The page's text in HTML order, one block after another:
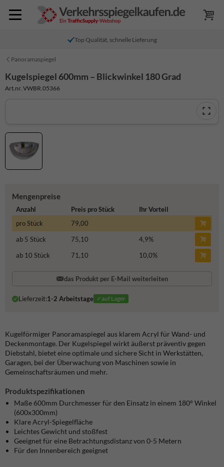
Top Qualität, schnelle Lieferung
Panoramaspiegel
Kugelspiegel 600mm – Blickwinkel 180 Grad
Art.nr. VWBR.05366
Mengenpreise
Anzahl Preis pro Stück
Ihr Vorteil
pro Stück
79,00
ab 5 Stück
75,10 4,9%
ab 10 Stück
71,10 10,0%
das Produkt per E-Mail weiterleiten
Lieferzeit:1-2 Arbeitstage ✓auf Lager
Kugelförmiger Panoramaspiegel aus klarem Acryl für Wand- und
Deckenmontage. Der Kugelspiegel wirkt äußerst präventiv gegen
Diebstahl, bietet eine optimale und sichere Sicht in Werkstätten,
Garagen, bei der Überwachung von Maschinen sowie in
Gemeinschaftsräumen und mehr.
Produktspezifikationen
Maße 600mm Durchmesser für den Einsatz in einem 180° Winkel
(600x300mm)
Klare Acryl-Spiegelfläche
Leichtes Gewicht und stoßfest
Geeignet für eine Betrachtungsdistanz von 0-5 Metern
Für den Innenbereich geeignet